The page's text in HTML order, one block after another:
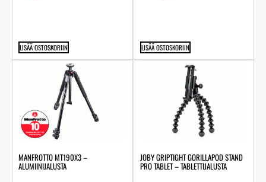
LISÄÄ OSTOSKORIIN LISÄÄ OSTOSKORIIN
MANFROTTO MT190X3 –
ALUMIINIJALUSTA
JOBY GRIPTIGHT GORILLAPOD STAND
PRO TABLET – TABLETTIJALUSTA